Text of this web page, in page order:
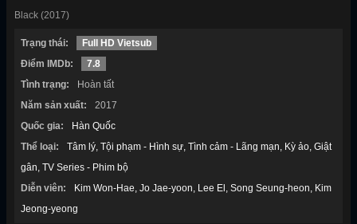
Black (2017)
Trạng thái:
Full HD Vietsub
Điểm IMDb:
7.8
Tình trạng:
Hoàn tất
Năm sản xuất:
2017
Quốc gia:
Hàn Quốc
Thể loại:
Tâm lý Tội phạm - Hình sự Tình cảm - Lãng mạn Kỳ ảo Giật
gân TV Series - Phim bộ
Diễn viên:
Kim Won-Hae Jo Jae-yoon Lee El Song Seung-heon
Kim
Jeong-yeong